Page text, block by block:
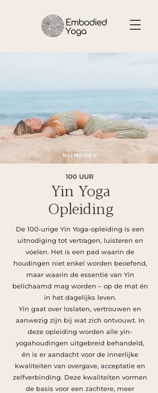
NIJMEGEN
100 UUR
Yin Yoga
Opleiding
De 100-urige Yin Yoga-opleiding is een
uitnodiging tot vertragen, luisteren en
voelen. Het is een pad waarin de
houdingen niet enkel worden beoefend,
maar waarin de essentie van Yin
belichaamd mag worden – op de mat én
in het dagelijks leven.
Yin gaat over loslaten, vertrouwen en
aanwezig zijn bij wat zich ontvouwt. In
deze opleiding worden alle yin-
yogahoudingen uitgebreid behandeld,
én is er aandacht voor de innerlijke
kwaliteiten van overgave, acceptatie en
zelfverbinding. Deze kwaliteiten vormen
de basis voor een zachtere, meer